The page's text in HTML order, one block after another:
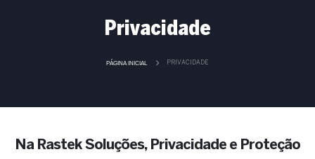
Privacidade
PÁGINA INICIAL PRIVACIDADE
Na Rastek Soluções, Privacidade e Proteção